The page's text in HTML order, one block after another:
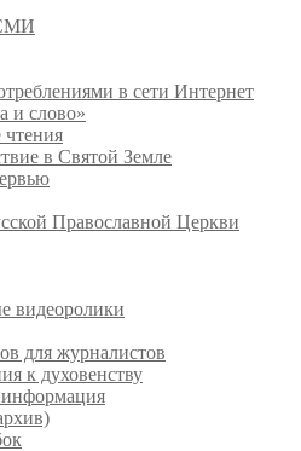
в сети Интернет
и слово»
чтения
в Святой Земле
Православной Церкви
видеоролики
для журналистов
к духовенству
информация